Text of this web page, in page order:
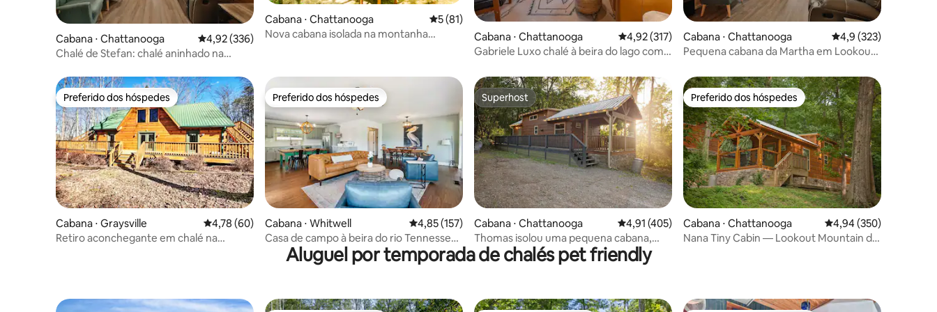
Cabana ⋅ Chattanooga 4,92 de uma avaliação média de 5, 336 avaliações
4,92 (336)
Chalé de Stefan: chalé aninhado na
hidromassagem
Cabana ⋅ Chattanooga 5 de uma avaliação média de 5, 81 avaliações
5 (81)
Nova cabana isolada na montanha
Cabana ⋅ Chattanooga 4,92 de uma avaliação média de 5, 317 avaliações
4,92 (317)
Gabriele Luxo chalé à beira do lago com
Cabana ⋅ Chattanooga 4,9 de uma avaliação
4,9 (323)
Pequena cabana da Martha em Lookout
Preferido dos hóspedes
Preferido dos hóspedes
Cabana ⋅ Graysville 4,78 de uma avaliação média de 5, 60 avaliações
4,78 (60)
Retiro aconchegante em chalé na
Preferido dos hóspedes
Preferido dos hóspedes
Cabana ⋅ Whitwell 4,85 de uma avaliação média de 5, 157 avaliações
4,85 (157)
Casa de campo à beira do rio Tennessee
com banheira de hidromassagem em 3
acres
Superhost
Superhost
Cabana ⋅ Chattanooga 4,91 de uma avaliação média de 5, 405 avaliações
4,91 (405)
Thomas isolou uma pequena cabana,
banheira de hidromassagem, lareira,
mais
Preferido dos hóspedes
Preferido dos hóspedes
Cabana ⋅ Chattanooga 4,94 de uma avaliação
4,94 (350)
Nana Tiny Cabin — Lookout Mountain do
Aluguel por temporada de chalés pet friendly